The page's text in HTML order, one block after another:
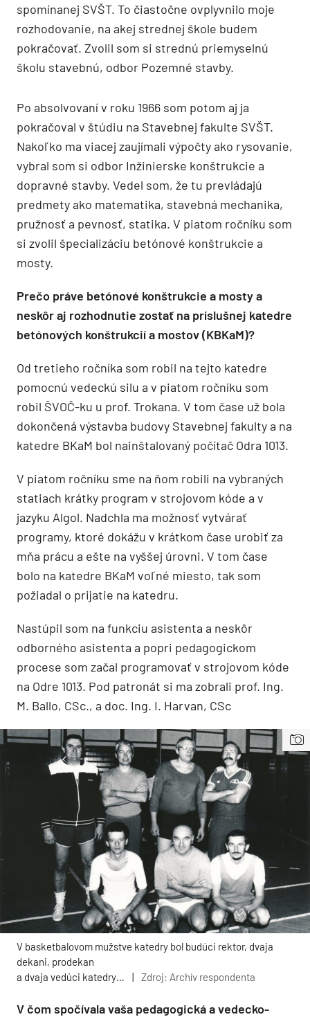
spomínanej SVŠT. To čiastočne ovplyvnilo moje
rozhodovanie, na akej strednej škole budem
pokračovať. Zvolil som si strednú priemyselnú
školu stavebnú, odbor Pozemné stavby.
Po absolvovaní v roku 1966 som potom aj ja
pokračoval v štúdiu na Stavebnej fakulte SVŠT.
Nakoľko ma viacej zaujímali výpočty ako rysovanie,
vybral som si odbor Inžinierske konštrukcie a
dopravné stavby. Vedel som, že tu prevládajú
predmety ako matematika, stavebná mechanika,
pružnosť a pevnosť, statika. V piatom ročníku som
si zvolil špecializáciu betónové konštrukcie a
mosty.
Prečo práve betónové konštrukcie a mosty a
neskôr aj rozhodnutie zostať na príslušnej katedre
betónových konštrukcií a mostov (KBKaM)?
Od tretieho ročníka som robil na tejto katedre
pomocnú vedeckú silu a v piatom ročníku som
robil ŠVOČ-ku u prof. Trokana. V tom čase už bola
dokončená výstavba budovy Stavebnej fakulty a na
katedre BKaM bol nainštalovaný počítač Odra 1013.
V piatom ročníku sme na ňom robili na vybraných
statiach krátky program v strojovom kóde a v
jazyku Algol. Nadchla ma možnosť vytvárať
programy, ktoré dokážu v krátkom čase urobiť za
mňa prácu a ešte na vyššej úrovni. V tom čase
bolo na katedre BKaM voľné miesto, tak som
požiadal o prijatie na katedru.
Nastúpil som na funkciu asistenta a neskôr
odborného asistenta a popri pedagogickom
procese som začal programovať v strojovom kóde
na Odre 1013. Pod patronát si ma zobrali prof. Ing.
M. Ballo, CSc., a doc. Ing. I. Harvan, CSc
V basketbalovom mužstve katedry bol budúci rektor, dvaja
dekani, prodekan
a dvaja vedúci katedry…
| Zdroj: Archív respondenta
V čom spočívala vaša pedagogická a vedecko-